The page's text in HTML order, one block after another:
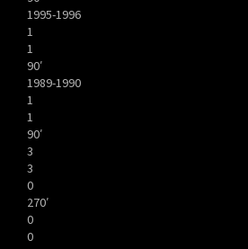
1995-1996
1
1
90′
1989-1990
1
1
90′
3
3
0
270′
0
0